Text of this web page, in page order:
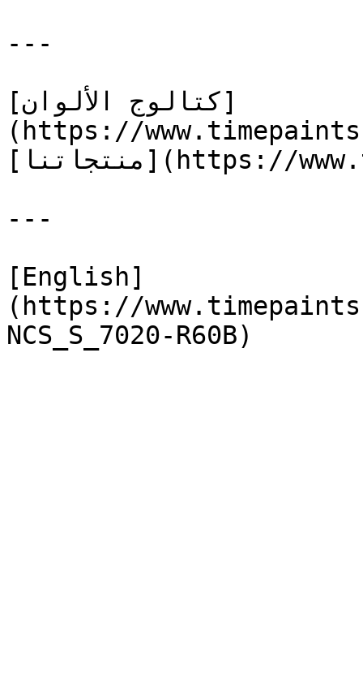
---
[كتالوج الألوان]
(https://
[منتجاتنا](https://www.timepaints.com/ar/products)
---
[English]
(https://
NCS_S_7020-R60B)